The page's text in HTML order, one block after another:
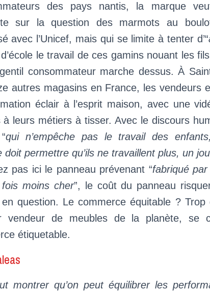
des pays nantis, la marque
sur la question des marmots au
avec l’Unicef, mais qui se limite à tenter d’“
le travail de ces gamins nouant les
consommateur marche dessus. À
autres magasins en France, les vendeurs
éclair à l’esprit maison, avec une
à leurs métiers à tisser. Avec le discours
qui n’empêche pas le travail des
doit permettre qu’ils ne travaillent plus, un
pas ici le panneau prévenant “fabriqué
moins cher”, le coût du panneau
en question. Le commerce équitable ?
vendeur de meubles de la planète, se
étiquetable.
montrer qu’on peut équilibrer les